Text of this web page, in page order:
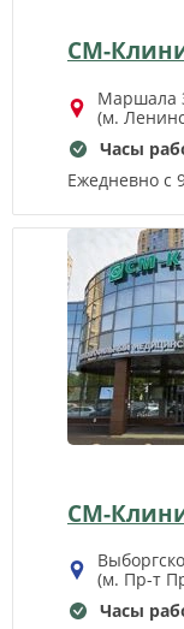
СМ-
Маршала
(м.
Часы
Ежедневно с
СМ-
(м. Пр-т
Часы